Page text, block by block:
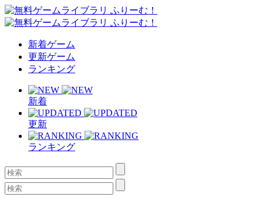
新着ゲーム
更新ゲーム
ランキング
新着
更新
ランキング